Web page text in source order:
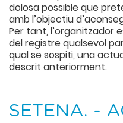
dolosa possible que
amb l’objectiu
Per tant, l’organitzador
del registre qualsevol
qual se sospiti, una
descrit anteriorment.
SETENA. -